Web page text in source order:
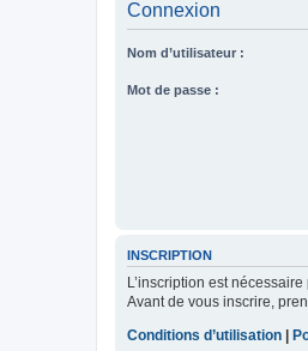
Connexion
Nom d’utilisateur :
Mot de passe :
INSCRIPTION
L’inscription est
Avant de vous inscrire,
Conditions d’utilisation